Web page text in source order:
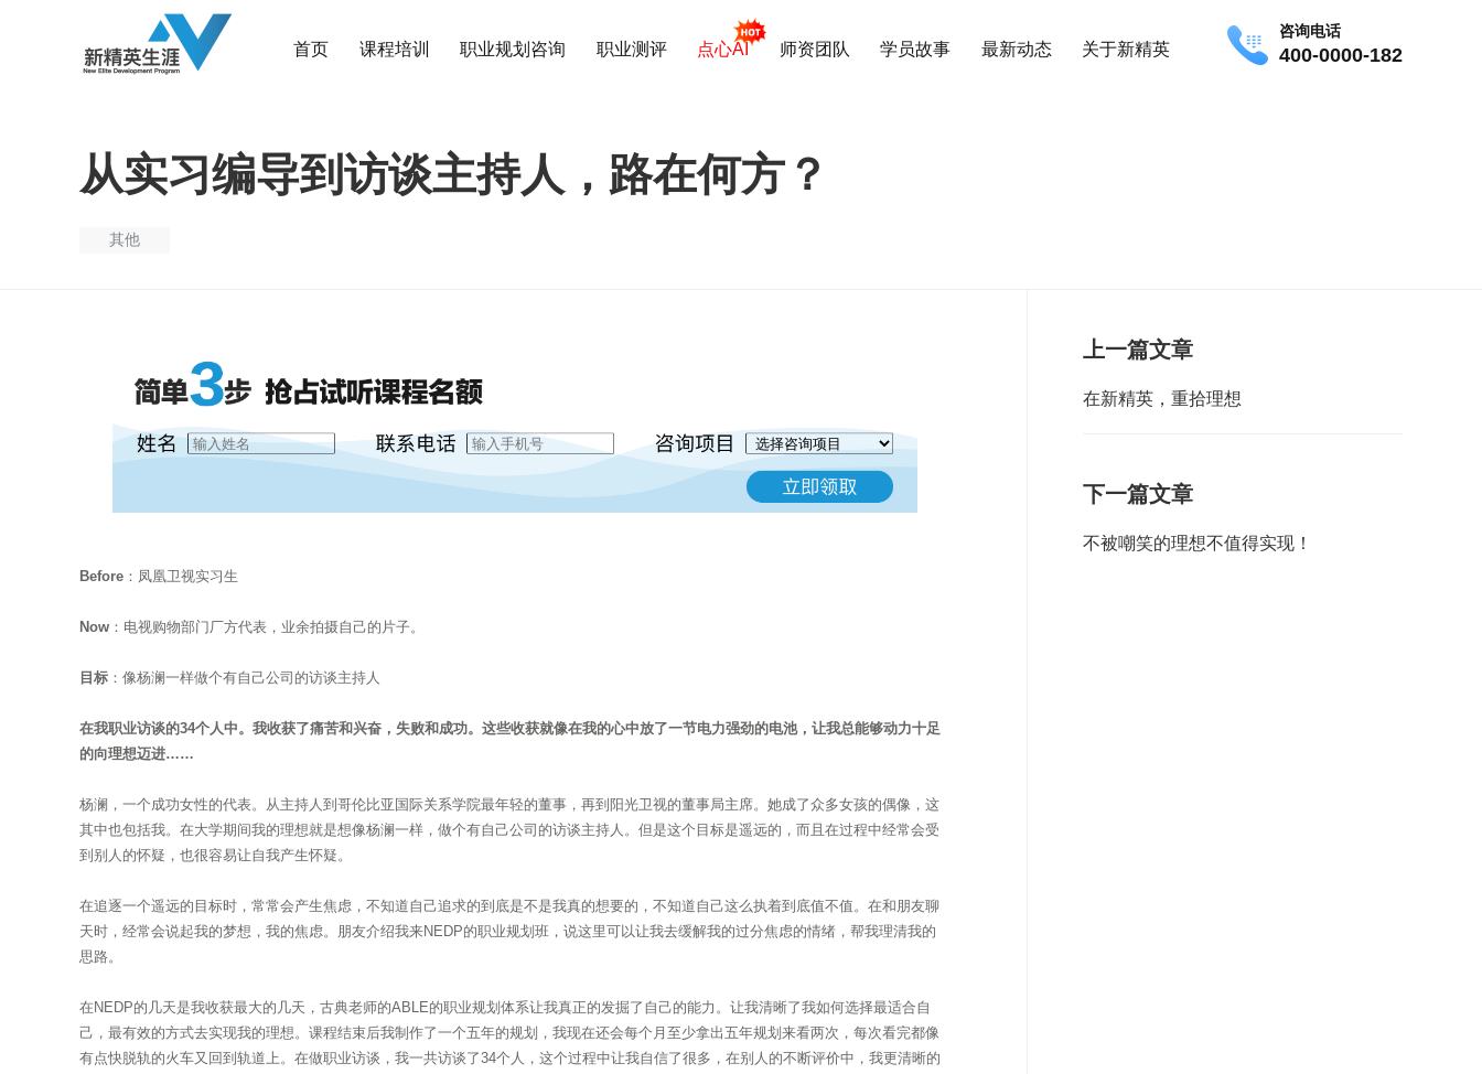
首页 课程培训 职业规划咨询 职业测评 点心AI 师资团队 学员故事 最新动态 关于新精英
咨询电话
400-0000-182
从实习编导到访谈主持人，路在何方？
其他
Before ：凤凰卫视实习生
Now ：电视购物部门厂方代表，业余拍摄自己的片子。
目标 ：像杨澜一样做个有自己公司的访谈主持人
在我职业访谈的34个人中。我收获了痛苦和兴奋，失败和成功。这些收获就像在我的心中放了一节电力强劲的电池，让我总能够动力十足
的向理想迈进……
杨澜，一个成功女性的代表。从主持人到哥伦比亚国际关系学院最年轻的董事，再到阳光卫视的董事局主席。她成了众多女孩的偶像，这
其中也包括我。在大学期间我的理想就是想像杨澜一样，做个有自己公司的访谈主持人。但是这个目标是遥远的，而且在过程中经常会受
到别人的怀疑，也很容易让自我产生怀疑。
在追逐一个遥远的目标时，常常会产生焦虑，不知道自己追求的到底是不是我真的想要的，不知道自己这么执着到底值不值。在和朋友聊
天时，经常会说起我的梦想，我的焦虑。朋友介绍我来NEDP的职业规划班，说这里可以让我去缓解我的过分焦虑的情绪，帮我理清我的
思路。
在NEDP的几天是我收获最大的几天，古典老师的ABLE的职业规划体系让我真正的发掘了自己的能力。让我清晰了我如何选择最适合自
己，最有效的方式去实现我的理想。课程结束后我制作了一个五年的规划，我现在还会每个月至少拿出五年规划来看两次，每次看完都像
有点快脱轨的火车又回到轨道上。在做职业访谈，我一共访谈了34个人，这个过程中让我自信了很多，在别人的不断评价中，我更清晰的
上一篇文章
在新精英，重拾理想
下一篇文章
不被嘲笑的理想不值得实现！